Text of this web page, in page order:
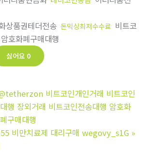
상품권테더전송 돈믹싱최저수수료 비트코
암호화폐구매대행
싫어요 0
비트코인개인거래 비트코인
행 장외거래 비트코인전송대행 암호화
구매대행
비만치료제 대리구매 wegovy_s1G »